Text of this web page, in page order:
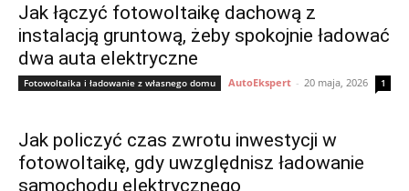
Jak łączyć fotowoltaikę dachową z
instalacją gruntową, żeby spokojnie ładować
dwa auta elektryczne
Fotowoltaika i ładowanie z własnego domu AutoEkspert - 20 maja, 2026 1
Jak policzyć czas zwrotu inwestycji w
fotowoltaikę, gdy uwzględnisz ładowanie
samochodu elektrycznego